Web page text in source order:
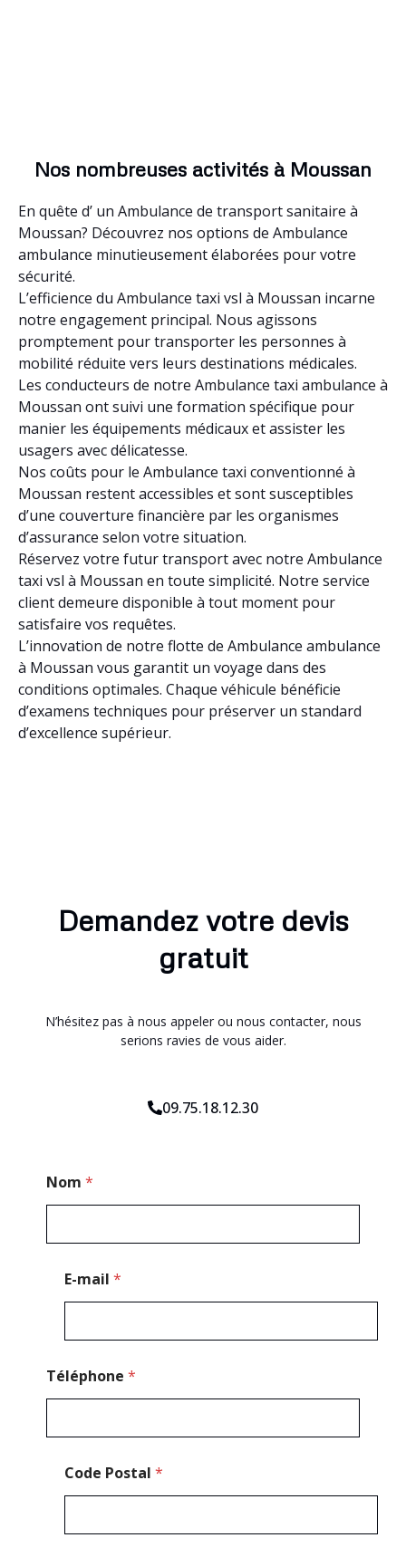
Nos nombreuses activités à Moussan
En quête d’ un Ambulance de transport sanitaire à
Moussan? Découvrez nos options de Ambulance
ambulance minutieusement élaborées pour votre
sécurité.
L’efficience du Ambulance taxi vsl à Moussan incarne
notre engagement principal. Nous agissons
promptement pour transporter les personnes à
mobilité réduite vers leurs destinations médicales.
Les conducteurs de notre Ambulance taxi ambulance à
Moussan ont suivi une formation spécifique pour
manier les équipements médicaux et assister les
usagers avec délicatesse.
Nos coûts pour le Ambulance taxi conventionné à
Moussan restent accessibles et sont susceptibles
d’une couverture financière par les organismes
d’assurance selon votre situation.
Réservez votre futur transport avec notre Ambulance
taxi vsl à Moussan en toute simplicité. Notre service
client demeure disponible à tout moment pour
satisfaire vos requêtes.
L’innovation de notre flotte de Ambulance ambulance
à Moussan vous garantit un voyage dans des
conditions optimales. Chaque véhicule bénéficie
d’examens techniques pour préserver un standard
d’excellence supérieur.
Demandez votre devis
gratuit
N’hésitez pas à nous appeler ou nous contacter, nous
serions ravies de vous aider.
09.75.18.12.30
Nom *
E-mail *
Téléphone *
Code Postal *